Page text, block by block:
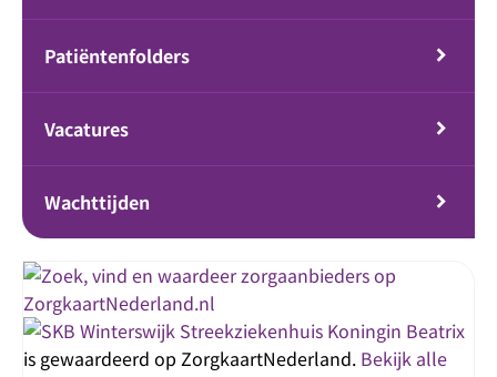
Patiëntenfolders
Vacatures
Wachttijden
Streekziekenhuis Koningin Beatrix
is gewaardeerd op ZorgkaartNederland. Bekijk alle